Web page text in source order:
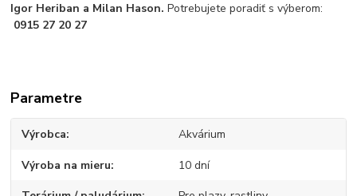
Igor Heriban a Milan Hason.Potrebujete poradiť s výberom:
0915 27 20 27
Parametre
Výrobca Akvárium
Výroba na mieru 10 dní